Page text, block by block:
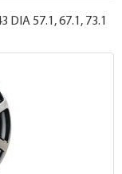
DIA 57.1, 67.1, 73.1